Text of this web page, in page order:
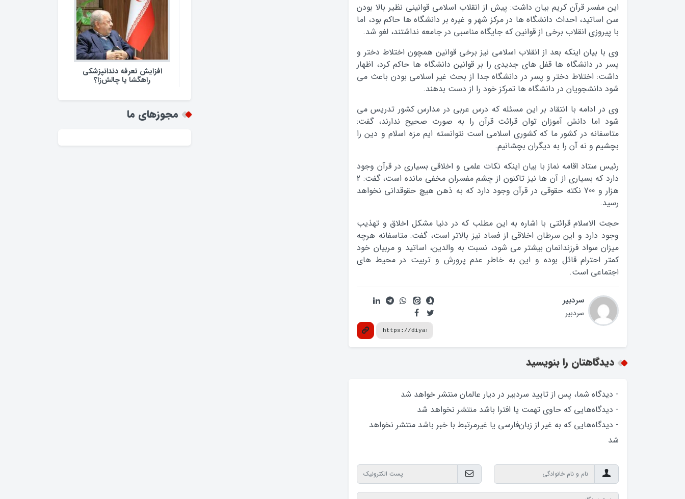
این مفسر قرآن کریم بیان داشت: پیش از انقلاب اسلامی قوانینی نظیر بالا بودن
سن اساتید، احداث دانشگاه ها در مرکز شهر و غیره بر دانشگاه ها حاکم بود، اما
با پیروزی انقلاب برخی از قوانین که جایگاه مناسبی در جامعه نداشتند، لغو شد.
وی با بیان اینکه بعد از انقلاب اسلامی نیز برخی قوانین همچون اختلاط دختر و
پسر در دانشگاه ها قفل های جدیدی را بر قوانین دانشگاه ها حاکم کرد، اظهار
داشت: اختلاط دختر و پسر در دانشگاه جدا از بحث غیر اسلامی بودن باعث می
شود دانشجویان در دانشگاه ها تمرکز خود را از دست بدهند.
وی در ادامه با انتقاد بر این مسئله که درس عربی در مدارس کشور تدریس می
شود اما دانش آموزان توان قرائت قرآن را به صورت صحیح ندارند، گفت:
متاسفانه در کشور ما که کشوری اسلامی است نتوانسته ایم مزه اسلام و دین را
بچشیم و نه آن را به دیگران بچشانیم.
رئیس ستاد اقامه نماز با بیان اینکه نکات علمی و اخلاقی بسیاری در قرآن وجود
دارد که بسیاری از آن ها نیز تاکنون از چشم مفسران مخفی مانده است، گفت: 2
هزار و 700 نکته حقوقی در قرآن وجود دارد که به ذهن هیچ حقوقدانی نخواهد
رسید.
حجت الاسلام قرائتی با اشاره به این مطلب که در دنیا مشکل اخلاق و تهذیب
وجود دارد و این سرطان اخلاقی از فساد نیز بالاتر است، گفت: متاسفانه هرچه
میزان سواد فرزندانمان بیشتر می شود، نسبت به والدین، اساتید و مربیان خود
کمتر احترام قائل بوده و این به خاطر عدم پرورش و تربیت در محیط های
اجتماعی است.
سردبیر
سردبیر
دیدگاهتان را بنویسید
- دیدگاه شما، پس از تایید سردبیر در دیار عالمان منتشر خواهد‌ شد
- دیدگاه‌هایی که حاوی تهمت یا افترا باشد منتشر نخواهد‌ شد
- دیدگاه‌هایی که به غیر از زبان‌فارسی یا غیرمرتبط با خبر باشد منتشر نخواهد‌
شد
افزایش تعرفه دندانپزشکی
راهگشا یا چالش‌زا؟
مجوزهای ما